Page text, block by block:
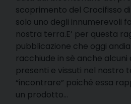
scoprimento del Crocifisso
solo uno degli innumerevoli
nostra terra.E’ per questa
pubblicazione che oggi
racchiude in sè anche alcuni
presenti e vissuti nel nostro
“incontrare” poiché essa
un prodotto…